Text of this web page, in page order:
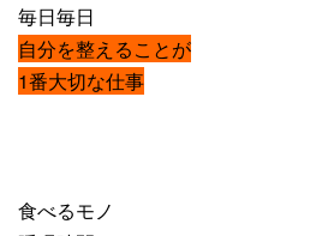
毎日毎日
自分を整えることが
1番大切な仕事
食べるモノ